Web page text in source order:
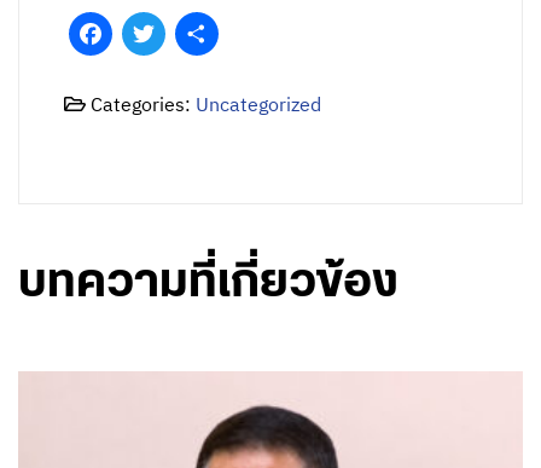
FacebookTwitter
Categories: Uncategorized
บทความที่เกี่ยวข้อง